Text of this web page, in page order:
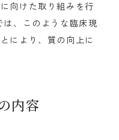
向けた取り組みを行
、このような臨床現
により、質の向上に
内容